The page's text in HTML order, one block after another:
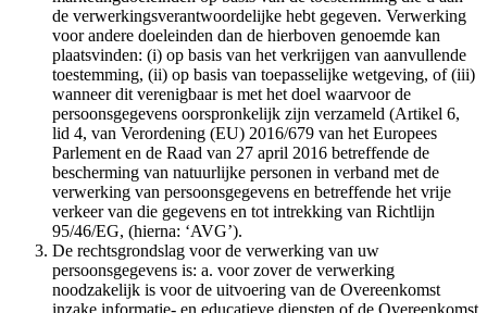
de verwerkingsverantwoordelijke hebt gegeven. Verwerking
voor andere doeleinden dan de hierboven genoemde kan
plaatsvinden: (i) op basis van het verkrijgen van aanvullende
toestemming, (ii) op basis van toepasselijke wetgeving, of (iii)
wanneer dit verenigbaar is met het doel waarvoor de
persoonsgegevens oorspronkelijk zijn verzameld (Artikel 6,
lid 4, van Verordening (EU) 2016/679 van het Europees
Parlement en de Raad van 27 april 2016 betreffende de
bescherming van natuurlijke personen in verband met de
verwerking van persoonsgegevens en betreffende het vrije
verkeer van die gegevens en tot intrekking van Richtlijn
95/46/EG, (hierna: ‘AVG’).
De rechtsgrondslag voor de verwerking van uw
persoonsgegevens is: a. voor zover de verwerking
noodzakelijk is voor de uitvoering van de Overeenkomst
inzake informatie- en educatieve diensten of de Overeenkomst